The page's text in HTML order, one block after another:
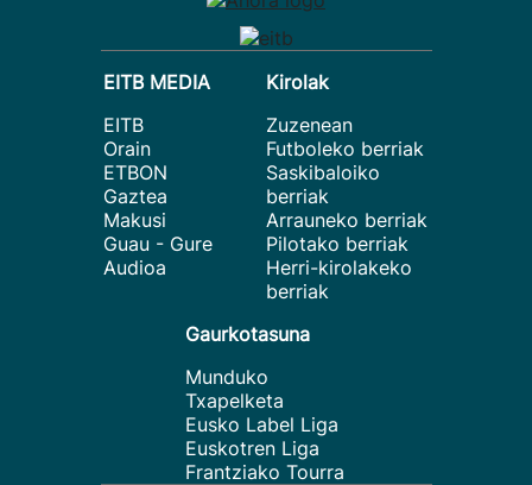
EITB MEDIA
EITB
Orain
ETBON
Gaztea
Makusi
Guau - Gure
Audioa
Kirolak
Zuzenean
Futboleko berriak
Saskibaloiko
berriak
Arrauneko berriak
Pilotako berriak
Herri-kirolakeko
berriak
Gaurkotasuna
Munduko
Txapelketa
Eusko Label Liga
Euskotren Liga
Frantziako Tourra